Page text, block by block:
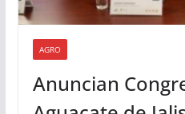
AGRO
Anuncian